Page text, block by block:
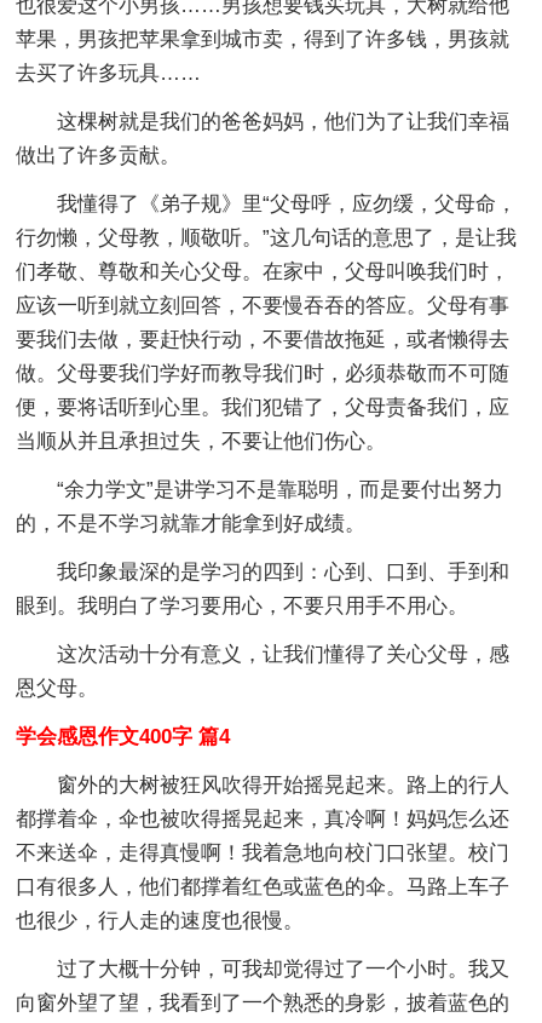
也很爱这个小男孩……男孩想要钱买玩具，大树就给他
苹果，男孩把苹果拿到城市卖，得到了许多钱，男孩就
去买了许多玩具……
这棵树就是我们的爸爸妈妈，他们为了让我们幸福
做出了许多贡献。
我懂得了《弟子规》里“父母呼，应勿缓，父母命，
行勿懒，父母教，顺敬听。”这几句话的意思了，是让我
们孝敬、尊敬和关心父母。在家中，父母叫唤我们时，
应该一听到就立刻回答，不要慢吞吞的答应。父母有事
要我们去做，要赶快行动，不要借故拖延，或者懒得去
做。父母要我们学好而教导我们时，必须恭敬而不可随
便，要将话听到心里。我们犯错了，父母责备我们，应
当顺从并且承担过失，不要让他们伤心。
“余力学文”是讲学习不是靠聪明，而是要付出努力
的，不是不学习就靠才能拿到好成绩。
我印象最深的是学习的四到：心到、口到、手到和
眼到。我明白了学习要用心，不要只用手不用心。
这次活动十分有意义，让我们懂得了关心父母，感
恩父母。
学会感恩作文400字 篇4
窗外的大树被狂风吹得开始摇晃起来。路上的行人
都撑着伞，伞也被吹得摇晃起来，真冷啊！妈妈怎么还
不来送伞，走得真慢啊！我着急地向校门口张望。校门
口有很多人，他们都撑着红色或蓝色的伞。马路上车子
也很少，行人走的速度也很慢。
过了大概十分钟，可我却觉得过了一个小时。我又
向窗外望了望，我看到了一个熟悉的身影，披着蓝色的